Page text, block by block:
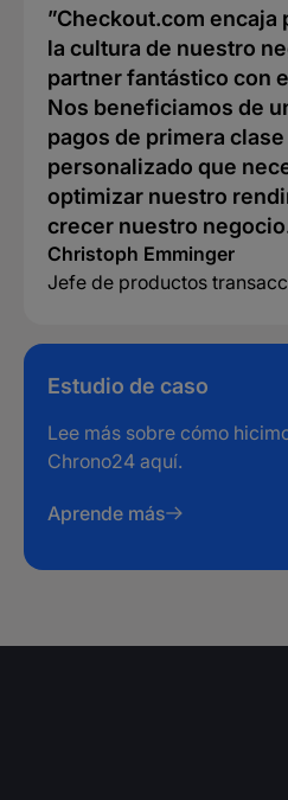
”Checkout.com
la cultura de nuestro
partner fantástico con
Nos beneficiamos de
pagos de primera
personalizado que
optimizar nuestro
crecer nuestro
Christoph Emminger
Jefe de productos
Estudio de caso
Lee más sobre cómo
Chrono24 aquí.
Aprende más